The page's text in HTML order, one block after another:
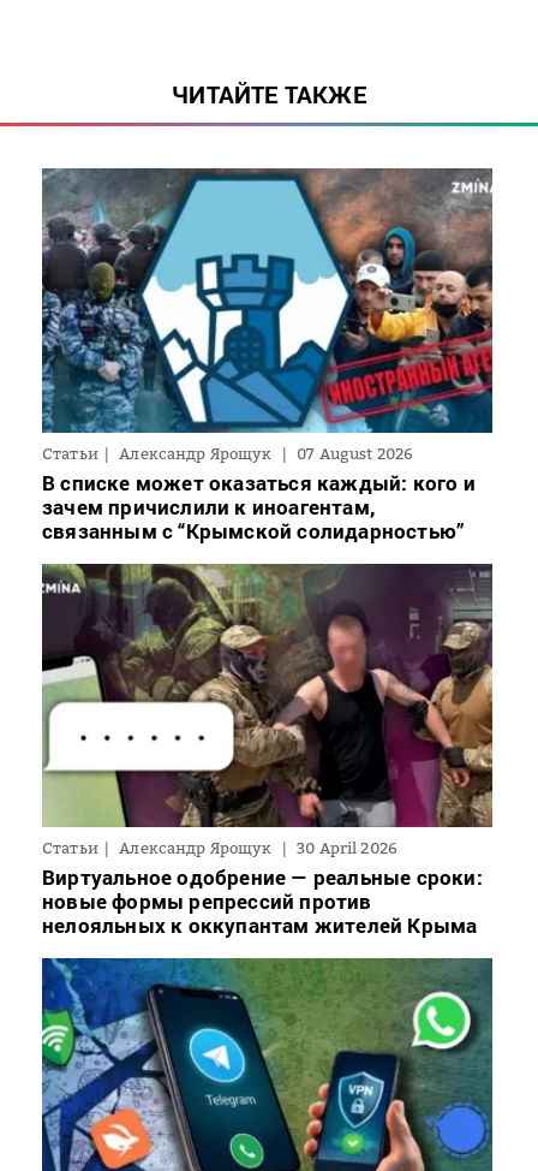
ЧИТАЙТЕ ТАКЖЕ
Статьи Александр Ярощук 07 August 2026
В списке может оказаться каждый: кого и
зачем причислили к иноагентам,
связанным с “Крымской солидарностью”
Статьи Александр Ярощук 30 April 2026
Виртуальное одобрение — реальные сроки:
новые формы репрессий против
нелояльных к оккупантам жителей Крыма